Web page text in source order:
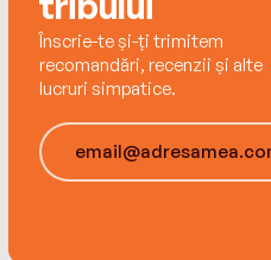
Înscrie-te și-ți trimitem
recomandări, recenzii și alte
lucruri simpatice.